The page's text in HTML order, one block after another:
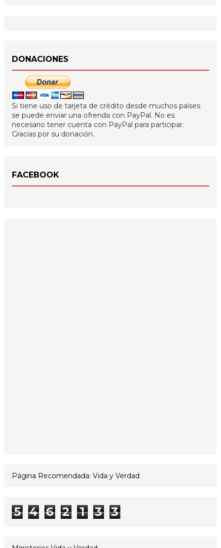
DONACIONES
Si tiene uso de tarjeta de crédito desde muchos países
se puede enviar una ofrenda con PayPal. No es
necesario tener cuenta con PayPal para participar.
Gracias por su donación.
FACEBOOK
Página Recomendada: Vida y Verdad
5 4 6 2 1 3 3